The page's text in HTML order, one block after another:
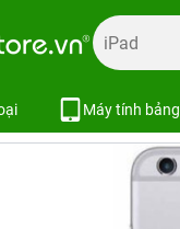
Máy tính bảng
iPhone